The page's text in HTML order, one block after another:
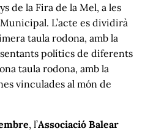
de la Fira de la Mel, a les
L’acte es dividirà
taula rodona, amb la
polítics de diferents
taula rodona, amb la
vinculades al món de
, l’Associació Balear